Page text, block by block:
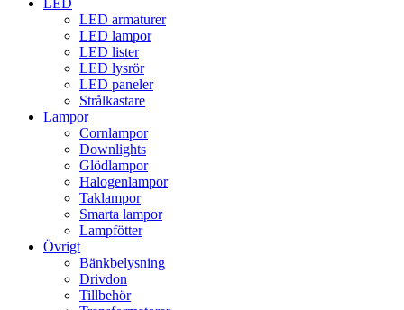
LED
LED armaturer
LED lampor
LED lister
LED lysrör
LED paneler
Strålkastare
Lampor
Cornlampor
Downlights
Glödlampor
Halogenlampor
Taklampor
Smarta lampor
Lampfötter
Övrigt
Bänkbelysning
Drivdon
Tillbehör